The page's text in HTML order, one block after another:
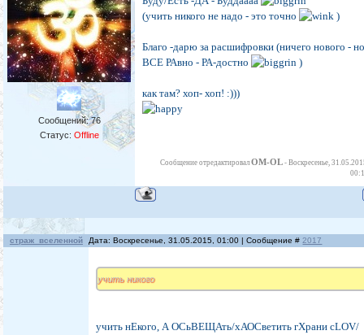
Сообщений:76
Статус: Offline
(учить никого не надо - это точно
)
Благо -дарю за расшифровки (ничего нового -
ВСЕ РАвно - РА-достно
)
как там? хоп- хоп! :)))
Сообщение отредактировалOM-OL -Воскресенье,
страж_вселенной Дата: Воскресенье, 31.05.2015, 01:00 | Сообщение #2017
учить никого
учить нЕкого, А ОСьВЕЩАть/хАОСветить гХрани сLOV/